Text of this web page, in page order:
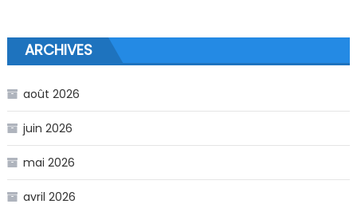
ARCHIVES
août 2026
juin 2026
mai 2026
avril 2026